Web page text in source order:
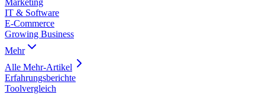
Marketing
IT & Software
E-Commerce
Growing Business
Mehr
Alle Mehr-Artikel
Erfahrungsberichte
Toolvergleich